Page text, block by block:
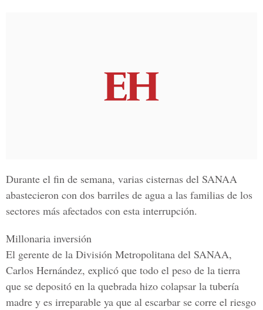
Durante el fin de semana, varias cisternas del SANAA
abastecieron con dos barriles de agua a las familias de los
sectores más afectados con esta interrupción.
Millonaria inversión
El gerente de la División Metropolitana del SANAA,
Carlos Hernández, explicó que todo el peso de la tierra
que se depositó en la quebrada hizo colapsar la tubería
madre y es irreparable ya que al escarbar se corre el riesgo